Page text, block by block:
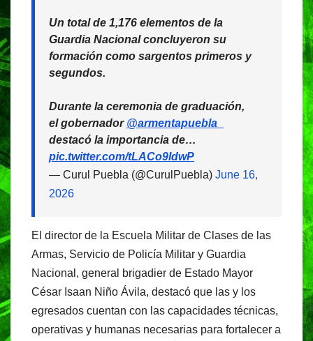
Un total de 1,176 elementos de la
Guardia Nacional concluyeron su
formación como sargentos primeros y
segundos.
Durante la ceremonia de graduación,
el gobernador @armentapuebla_
destacó la importancia de…
pic.twitter.com/tLACo9IdwP
— Curul Puebla (@CurulPuebla) June 16,
2026
El director de la Escuela Militar de Clases de las
Armas, Servicio de Policía Militar y Guardia
Nacional, general brigadier de Estado Mayor
César Isaan Niño Ávila, destacó que las y los
egresados cuentan con las capacidades técnicas,
operativas y humanas necesarias para fortalecer a